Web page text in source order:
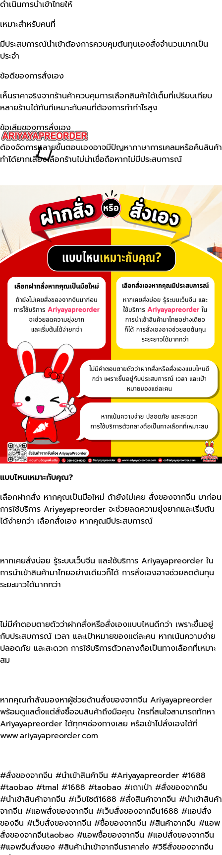
ดำเนินการนำเข้าไทยให้
เหมาะสำหรับคนที่
มีประสบการณ์นำเข้าต้องการควบคุมต้นทุนเองสั่งจำนวนมากเป็น
ประจำ
ข้อดีของการสั่งเอง
เห็นราคาจริงจากร้านค้าควบคุมการเลือกสินค้าได้เต็มที่เปรียบเทียบ
หลายร้านได้ทันทีเหมาะกับคนที่ต้องการทำกำไรสูง
ข้อเสียของการสั่งเอง
ต้องจัดการหลายขั้นตอนเองอาจมีปัญหาภาษาการเคลมหรือคืนสินค้า
ทำได้ยากเสี่ยงเลือกร้านไม่น่าเชื่อถือหากไม่มีประสบการณ์
แบบไหนเหมาะกับคุณ?
เลือกฝากสั่ง หากคุณเป็นมือใหม่ ถ้ายังไม่เคย สั่งของจากจีน มาก่อน
การใช้บริการ Ariyayapreorder จะช่วยลดความยุ่งยากและเริ่มต้น
ได้ง่ายกว่า เลือกสั่งเอง หากคุณมีประสบการณ์
หากเคยสั่งบ่อย รู้ระบบเว็บจีน และใช้บริการ Ariyayapreorder ใน
การนำเข้าสินค้ามาไทยอย่างเดียวก็ได้ การสั่งเองอาจช่วยลดต้นทุน
ระยะยาวได้มากกว่า
ไม่มีคำตอบตายตัวว่าฝากสั่งหรือสั่งเองแบบไหนดีกว่า เพราะขึ้นอยู่
กับประสบการณ์ เวลา และเป้าหมายของแต่ละคน หากเน้นความง่าย
ปลอดภัย และสะดวก การใช้บริการตัวกลางถือเป็นทางเลือกที่เหมาะ
สม
หากคุณกำลังมองหาผู้ช่วยด้านสั่งของจากจีน Ariyayapreorder
พร้อมดูแลตั้งแต่สั่งซื้อจนสินค้าถึงมือคุณ ใครที่สนใจสามารถทักหา
Ariyayapreorder ได้ทุกๆช่องทางเลย หรือเข้าไปสั่งเองได้ที่
www.ariyayapreorder.com
#สั่งของจากจีน #นำเข้าสินค้าจีน #Ariyayapreorder #1688
#taobao #tmal #1688 #taobao #เถาเป่า #สั่งของจากจีน
#นําเข้าสินค้าจากจีน #เว็บไซต์1688 #สั่งสินค้าจากจีน #นำเข้าสินค้า
จากจีน #แอพสั่งของจากจีน #เว็บสั่งของจากจีน1688 #แอปสั่ง
ของจีน #เว็บสั่งของจากจีน #ซื้อของจากจีน #สินค้าจากจีน #แอพ
สั่งของจากจีนtaobao #แอพซื้อของจากจีน #แอปสั่งของจากจีน
#แอพจีนสั่งของ #สินค้านําเข้าจากจีนราคาส่ง #วิธีสั่งของจากจีน